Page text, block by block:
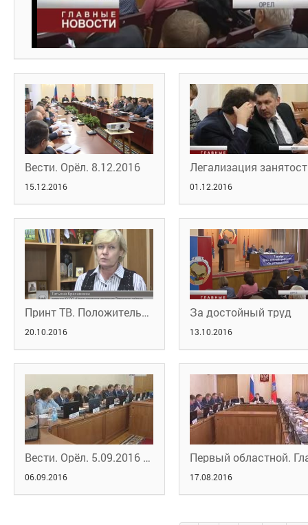
Вести. Орёл. 8.12.2016
15.12.2016
Легализация
01.12.2016
Принт ТВ. Положительная динамика
20.10.2016
За достойный труд
13.10.2016
Вести. Орёл. 5.09.2016 20:45
06.09.2016 17.08.2016